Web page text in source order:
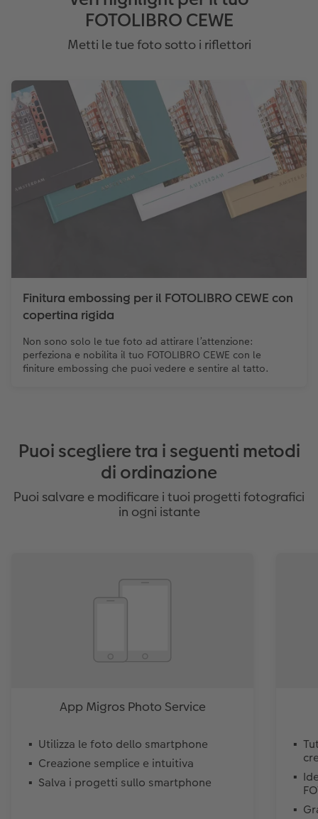
FOTOLIBRO CEWE
Metti le tue foto sotto i riflettori
Finitura embossing per il FOTOLIBRO CEWE con
copertina rigida
Non sono solo le tue foto ad attirare l’attenzione:
perfeziona e nobilita il tuo FOTOLIBRO CEWE con le
finiture embossing che puoi vedere e sentire al tatto.
Puoi scegliere tra i seguenti metodi
di ordinazione
Puoi salvare e modificare i tuoi progetti fotografici
in ogni istante
App Migros Photo Service
Utilizza le foto dello smartphone
Creazione semplice e intuitiva
Salva i progetti sullo smartphone